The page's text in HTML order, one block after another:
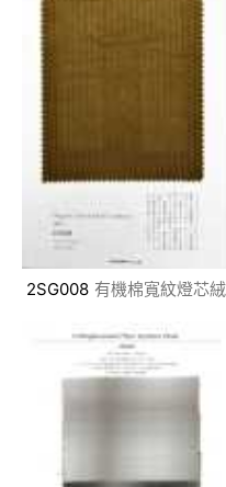
2SG008 有機棉寬紋燈芯絨